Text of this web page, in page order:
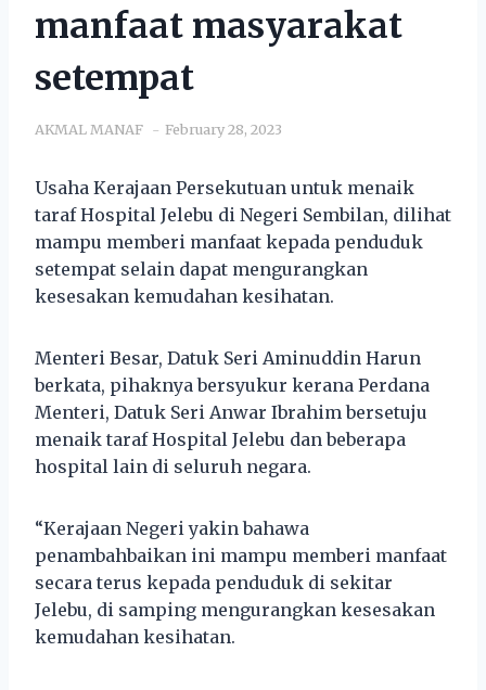
manfaat masyarakat
setempat
AKMAL MANAF February 28, 2023
Usaha Kerajaan Persekutuan untuk menaik
taraf Hospital Jelebu di Negeri Sembilan, dilihat
mampu memberi manfaat kepada penduduk
setempat selain dapat mengurangkan
kesesakan kemudahan kesihatan.
Menteri Besar, Datuk Seri Aminuddin Harun
berkata, pihaknya bersyukur kerana Perdana
Menteri, Datuk Seri Anwar Ibrahim bersetuju
menaik taraf Hospital Jelebu dan beberapa
hospital lain di seluruh negara.
“Kerajaan Negeri yakin bahawa
penambahbaikan ini mampu memberi manfaat
secara terus kepada penduduk di sekitar
Jelebu, di samping mengurangkan kesesakan
kemudahan kesihatan.